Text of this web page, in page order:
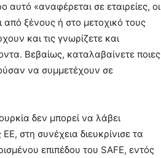
«αναφέρεται σε εταιρείες, οι
ξένους ή στο μετοχικό τους
και τις γνωρίζετε και
Βεβαίως, καταλαβαίνετε ποιες
να συμμετέχουν σε
δεν μπορεί να λάβει
στη συνέχεια διευκρίνισε τα
επιπέδου του SAFE, εντός